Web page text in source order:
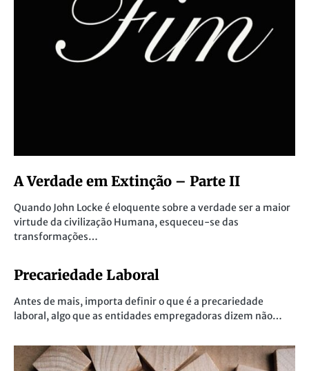
A Verdade em Extinção – Parte II
Quando John Locke é eloquente sobre a verdade ser a maior
virtude da civilização Humana, esqueceu-se das
transformações…
Precariedade Laboral
Antes de mais, importa definir o que é a precariedade
laboral, algo que as entidades empregadoras dizem não…